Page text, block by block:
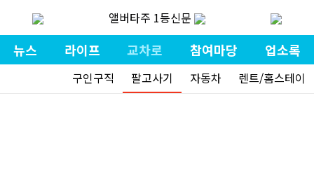
앨버타주 1등신문
뉴스 라이프 교차로 참여마당 업소록
구인구직 팔고사기 자동차 렌트/홈스테이